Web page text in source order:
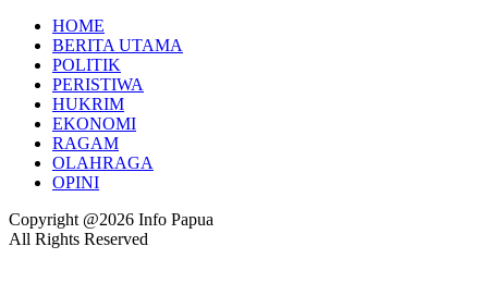
HOME
BERITA UTAMA
POLITIK
PERISTIWA
HUKRIM
EKONOMI
RAGAM
OLAHRAGA
OPINI
Copyright @2026 Info Papua
All Rights Reserved